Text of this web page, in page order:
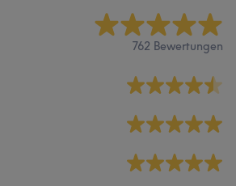
762 Bewertungen